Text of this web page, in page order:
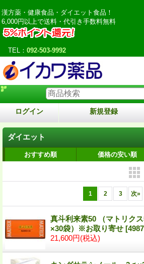
漢方薬・健康食品・ダイエット食品！
6,000円以上で送料・代引き手数料無料
TEL： 092-503-9992
ログイン 新規登録
ダイエット
おすすめ順 価格の安い順
1 2 3 次»
真斗利来素50 （マトリク
×30袋）※お取り寄せ
21,600円(税込)